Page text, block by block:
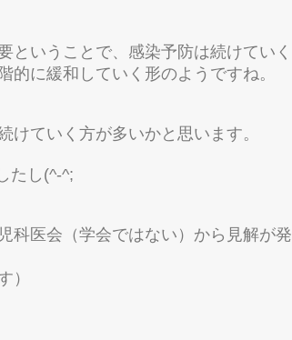
ということで、感染予防は続けていく
的に緩和していく形のようですね。
けていく方が多いかと思います。
たし(^-^;
科医会（学会ではない）から見解が発
）